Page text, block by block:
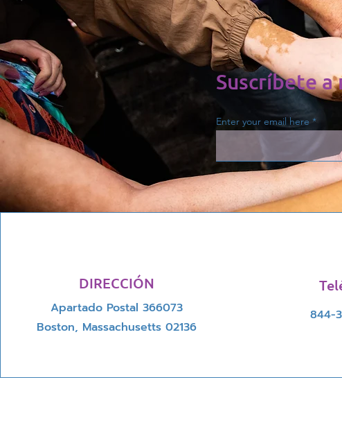
Suscríbete
Enter your email here
DIRECCIÓN
Apartado Postal 366073
Boston, Massachusetts 02136
844-